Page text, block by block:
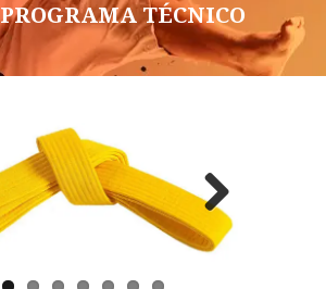
PROGRAMA TÉCNICO
Next